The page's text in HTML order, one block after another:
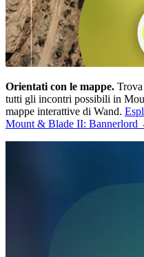
Orientati con le mappe.
tutti gli incontri possibili in
mappe interattive di Wand.
Mount & Blade II: Bannerlord